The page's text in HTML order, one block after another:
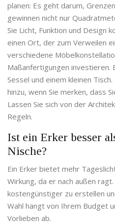
planen: Es geht darum,
gewinnen nicht nur
Sie Licht, Funktion und Design
einen Ort, der zum Verweilen
verschiedene
Maßanfertigungen investieren.
Sessel und einem kleinen
hinzu, wenn Sie merken, dass
Lassen Sie sich von der
Regeln.
Ist ein Erker besser
Nische?
Ein Erker bietet mehr
Wirkung, da er nach außen
kostengünstiger zu erstellen
Wahl hängt von Ihrem Budget
Vorlieben ab.